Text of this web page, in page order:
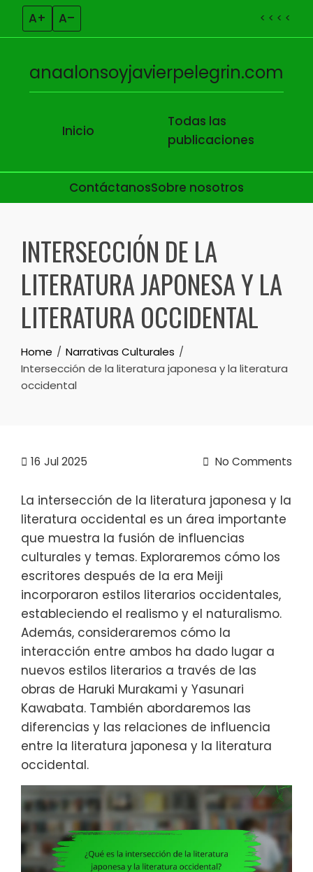
A+ A– < < < <
Inicio
anaalonsoyjavierpelegrin.com
Todas las
publicaciones
ContáctanosSobre nosotros
INTERSECCIÓN DE LA
LITERATURA JAPONESA Y LA
LITERATURA OCCIDENTAL
Home
Narrativas Culturales
Intersección de la literatura japonesa y la literatura
occidental
16 Jul 2025 No Comments
La intersección de la literatura japonesa y la
literatura occidental es un área importante
que muestra la fusión de influencias
culturales y temas. Exploraremos cómo los
escritores después de la era Meiji
incorporaron estilos literarios occidentales,
estableciendo el realismo y el naturalismo.
Además, consideraremos cómo la
interacción entre ambos ha dado lugar a
nuevos estilos literarios a través de las
obras de Haruki Murakami y Yasunari
Kawabata. También abordaremos las
diferencias y las relaciones de influencia
entre la literatura japonesa y la literatura
occidental.